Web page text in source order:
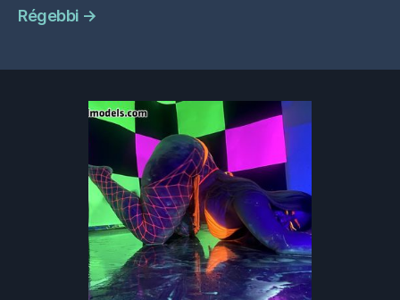
Régebbi →